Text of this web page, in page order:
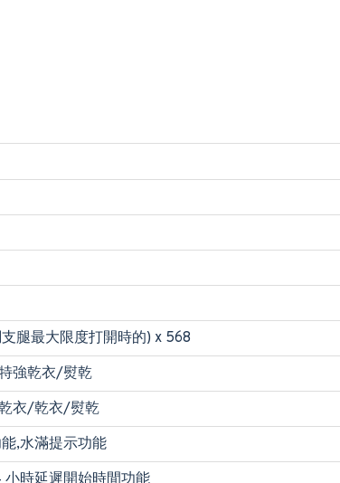
腿最大限度打開時的) x 568
強乾衣/熨乾
衣/乾衣/熨乾
,水滿提示功能
小時延遲開始時間功能